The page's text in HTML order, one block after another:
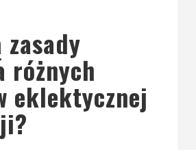
różnych
eklektycznej